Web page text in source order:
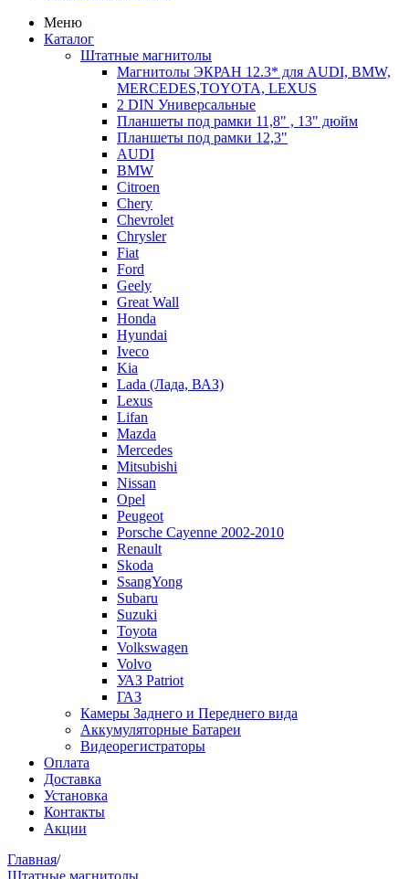
Меню
Каталог
Штатные магнитолы
Магнитолы ЭКРАН 12.3* для AUDI, BMW,
MERCEDES,TOYOTA, LEXUS
2 DIN Универсальные
Планшеты под рамки 11,8" , 13" дюйм
Планшеты под рамки 12,3"
AUDI
BMW
Citroen
Chery
Chevrolet
Chrysler
Fiat
Ford
Geely
Great Wall
Honda
Hyundai
Iveco
Kia
Lada (Лада, ВАЗ)
Lexus
Lifan
Mazda
Mercedes
Mitsubishi
Nissan
Opel
Peugeot
Porsche Cayenne 2002-2010
Renault
Skoda
SsangYong
Subaru
Suzuki
Toyota
Volkswagen
Volvo
УАЗ Patriot
ГАЗ
Камеры Заднего и Переднего вида
Аккумуляторные Батареи
Видеорегистраторы
Оплата
Доставка
Установка
Контакты
Акции
Главная/
Штатные магнитолы